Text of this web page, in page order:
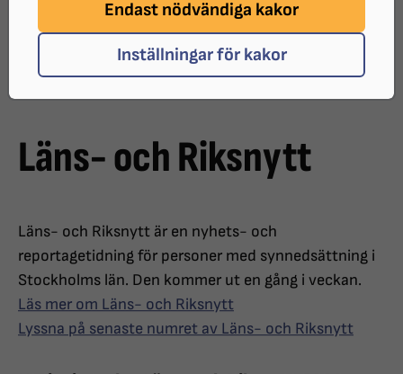
Endast nödvändiga kakor
Inställningar för kakor
-Läns- och Riksnytt -Senaste nytt från Läns-och
Riksnytt,-Vår Synpunkt
Läns- och Riksnytt
Läns- och Riksnytt är en nyhets- och
reportagetidning för personer med synnedsättning i
Stockholms län. Den kommer ut en gång i veckan.
Läs mer om Läns- och Riksnytt
Lyssna på senaste numret av Läns- och Riksnytt